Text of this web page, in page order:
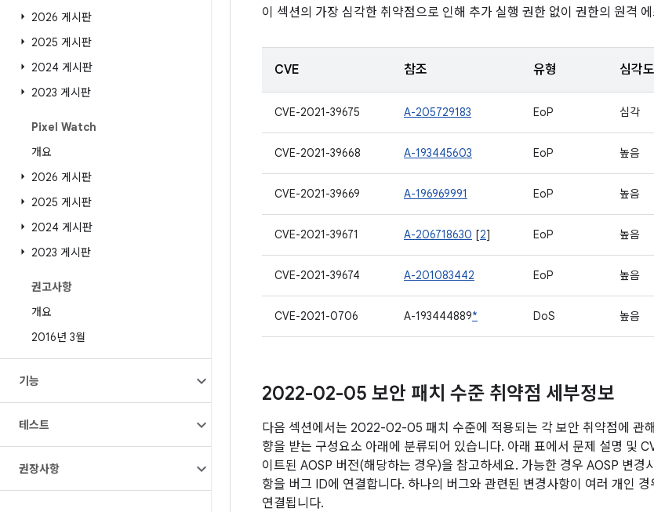
2026 게시판
2025 게시판
2024 게시판
2023 게시판
Pixel Watch
개요
2026 게시판
2025 게시판
2024 게시판
2023 게시판
권고사항
개요
2016년 3월
기능
테스트
권장사항
이 섹션의 가장 심각한 취약점으로 인해 추가 실행 권한 없이 권한의 원격
CVE 참조 유형 심각도
CVE-2021-39675 A-205729183 EoP 심각
CVE-2021-39668 A-193445603 EoP 높음
CVE-2021-39669 A-196969991 EoP 높음
CVE-2021-39671 A-206718630 [2] EoP 높음
CVE-2021-39674 A-201083442 EoP 높음
CVE-2021-0706 A-193444889* DoS 높음
2022-02-05 보안 패치 수준 취약점 세부정보
다음 섹션에서는 2022-02-05 패치 수준에 적용되는 각 보안 취약점에 관
향을 받는 구성요소 아래에 분류되어 있습니다. 아래 표에서 문제 설명 및
이트된 AOSP 버전(해당하는 경우)을 참고하세요. 가능한 경우 AOSP 변경
항을 버그 ID에 연결합니다. 하나의 버그와 관련된 변경사항이 여러 개인
연결됩니다.